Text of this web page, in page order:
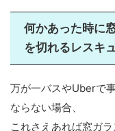
何かあった時に
を切れるレスキ
万が一バスやUberで
ならない場合、
これさえあれば窓ガ